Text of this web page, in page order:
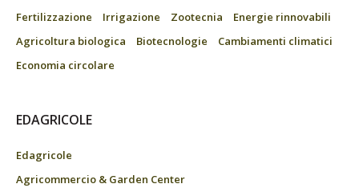
Fertilizzazione
Irrigazione Zootecnia
Energie rinnovabili
Agricoltura biologica
Biotecnologie
Cambiamenti climatici
Economia circolare
EDAGRICOLE
Edagricole
Agricommercio & Garden Center